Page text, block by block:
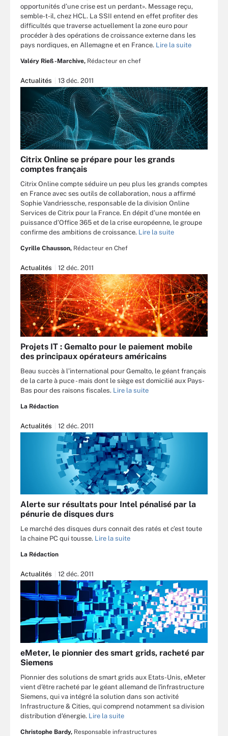
opportunités d’une crise est un perdant». Message reçu,
semble-t-il, chez HCL. La SSII entend en effet profiter des
difficultés que traverse actuellement la zone euro pour
procéder à des opérations de croissance externe dans les
pays nordiques, en Allemagne et en France. Lire la suite
Valéry Rieß-Marchive, Rédacteur en chef
Actualités 13 déc. 2011
Citrix Online se prépare pour les grands
comptes français
Citrix Online compte séduire un peu plus les grands comptes
en France avec ses outils de collaboration, nous a affirmé
Sophie Vandriessche, responsable de la division Online
Services de Citrix pour la France. En dépit d’une montée en
puissance d’Office 365 et de la crise européenne, le groupe
confirme des ambitions de croissance. Lire la suite
Cyrille Chausson, Rédacteur en Chef
Actualités 12 déc. 2011
Projets IT : Gemalto pour le paiement mobile
des principaux opérateurs américains
Beau succès à l’international pour Gemalto, le géant français
de la carte à puce - mais dont le siège est domicilié aux Pays-
Bas pour des raisons fiscales. Lire la suite
La Rédaction
Actualités 12 déc. 2011
Alerte sur résultats pour Intel pénalisé par la
pénurie de disques durs
Le marché des disques durs connait des ratés et c’est toute
la chaine PC qui tousse. Lire la suite
La Rédaction
Actualités 12 déc. 2011
eMeter, le pionnier des smart grids, racheté par
Siemens
Pionnier des solutions de smart grids aux Etats-Unis, eMeter
vient d'être racheté par le géant allemand de l'infrastructure
Siemens, qui va intégré la solution dans son activité
Infrastructure & Cities, qui comprend notamment sa division
distribution d'énergie. Lire la suite
Christophe Bardy, Responsable infrastructures